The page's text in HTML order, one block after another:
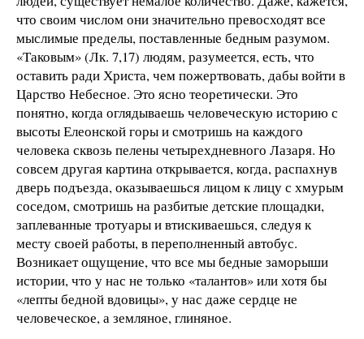
что своим числом они значительно превосходят все
мыслимые пределы, поставленные бедным разумом.
«Таковым» (Лк. 7,17) людям, разумеется, есть, что
оставить ради Христа, чем пожертвовать, дабы войти в
Царство Небесное. Это ясно теоретически. Это
понятно, когда оглядываешь человеческую историю с
высоты Елеонской горы и смотришь на каждого
человека сквозь пелены четырехдневного Лазаря. Но
совсем другая картина открывается, когда, распахнув
дверь подъезда, оказываешься лицом к лицу с хмурым
соседом, смотришь на разбитые детские площадки,
заплеванные тротуары и втискиваешься, следуя к
месту своей работы, в переполненный автобус.
Возникает ощущение, что все мы бедные заморыши
истории, что у нас не только «талантов» или хотя бы
«лепты бедной вдовицы», у нас даже сердце не
человеческое, а земляное, глиняное.